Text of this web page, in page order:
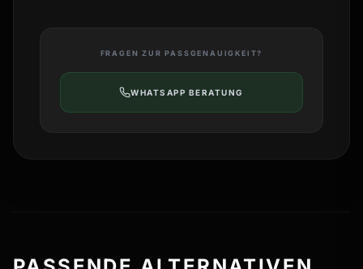
FRAGEN ZUR PASSGENAUIGKEIT?
WHATSAPP BERATUNG